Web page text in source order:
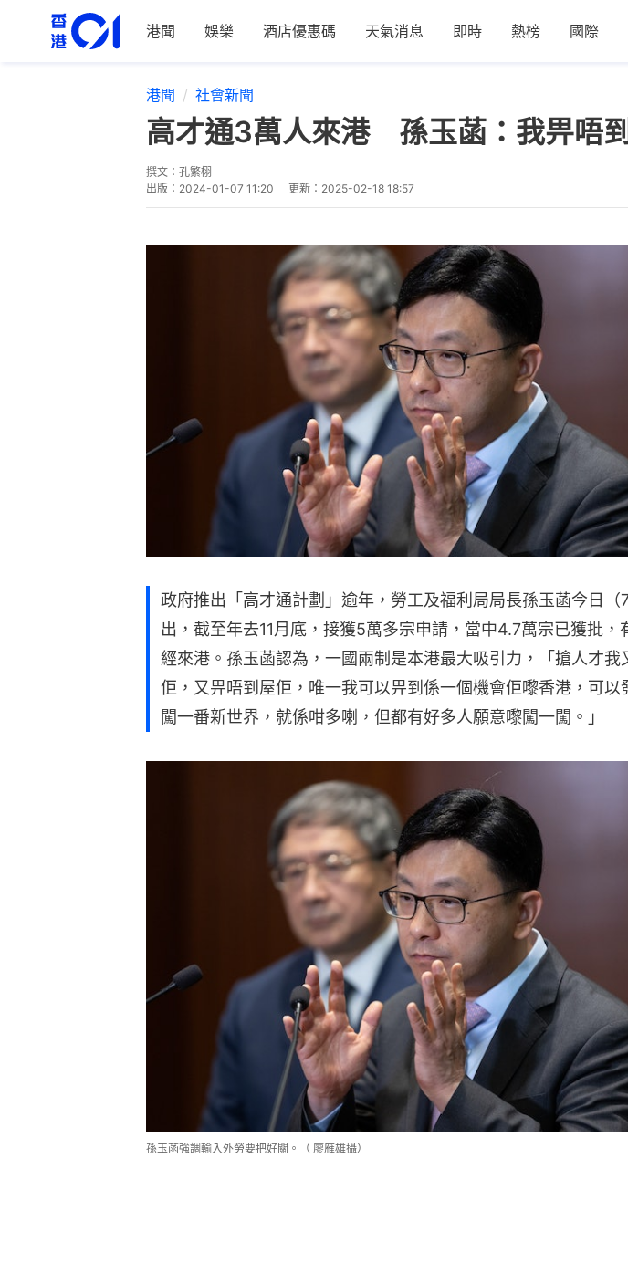
港聞 娛樂 酒店優惠碼 天氣消息 即時 熱榜 國際
港聞 社會新聞
高才通3萬人來港 孫玉菡：我畀唔
撰文： 孔繁栩
出版： 2024-01-07 11:20 更新： 2025-02-18 18:57
政府推出「高才通計劃」逾年，勞工及福利局局長孫玉菡今日（
出，截至年去11月底，接獲5萬多宗申請，當中4.7萬宗已獲批，
經來港。孫玉菡認為，一國兩制是本港最大吸引力，「搶人才我
佢，又畀唔到屋佢，唯一我可以畀到係一個機會佢嚟香港，可以
闖一番新世界，就係咁多喇，但都有好多人願意嚟闖一闖。」
孫玉菡強調輸入外勞要把好關。（ 廖雁雄攝）